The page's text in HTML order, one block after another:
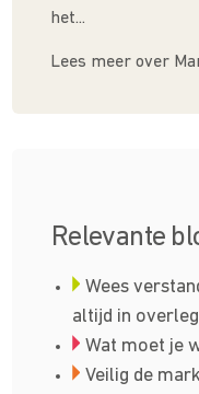
het...
Lees meer over
Relevante
Wees
altijd in overleg
Wat moet je
Veilig de